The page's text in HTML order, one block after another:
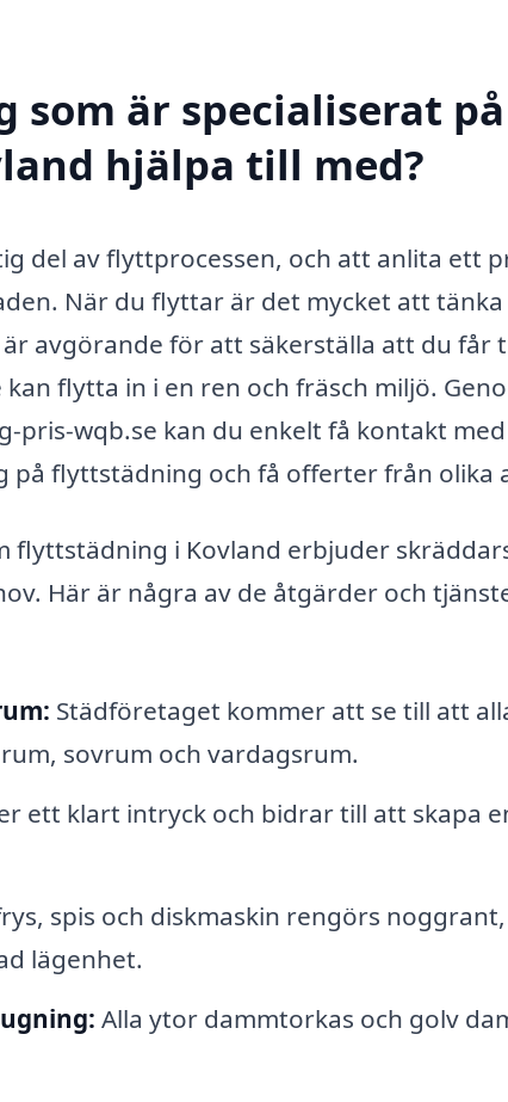
som är specialiserat på
hjälpa till med?
del av flyttprocessen, och att anlita ett
När du flyttar är det mycket att tänka
avgörande för att säkerställa att du får
flytta in i en ren och fräsch miljö.
wqb.se kan du enkelt få kontakt
på flyttstädning och få offerter från olika
flyttstädning i Kovland erbjuder
Här är några av de åtgärder och
Städföretaget kommer att se till att
sovrum och vardagsrum.
ett klart intryck och bidrar till att skapa
spis och diskmaskin rengörs
lägenhet.
Alla ytor dammtorkas och golv